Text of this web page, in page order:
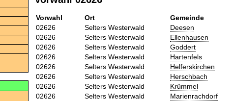
Vorwahl Ort
Gemeinde
02626
Selters Westerwald Deesen
02626
Selters Westerwald Ellenhausen
02626
Selters Westerwald Goddert
02626
Selters Westerwald Hartenfels
02626
Selters Westerwald Helferskirchen
02626
Selters Westerwald Herschbach
02626
Selters Westerwald Krümmel
02626
Selters Westerwald Marienrachdorf